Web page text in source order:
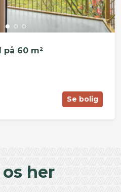
60 m²
Se bolig
her